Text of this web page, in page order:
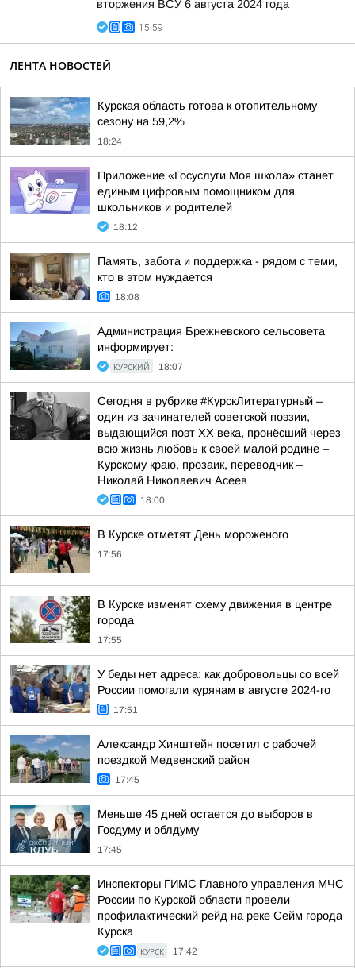
вторжения ВСУ 6 августа 2024 года
15:59
ЛЕНТА НОВОСТЕЙ
Курская область готова к отопительному
сезону на 59,2%
18:24
Приложение «Госуслуги Моя школа» станет
единым цифровым помощником для
школьников и родителей
18:12
Память, забота и поддержка - рядом с теми,
кто в этом нуждается
18:08
Администрация Брежневского сельсовета
информирует:
КУРСКИЙ 18:07
Сегодня в рубрике #КурскЛитературный –
один из зачинателей советской поэзии,
выдающийся поэт ХХ века, пронёсший через
всю жизнь любовь к своей малой родине –
Курскому краю, прозаик, переводчик –
Николай Николаевич Асеев
18:00
В Курске отметят День мороженого
17:56
В Курске изменят схему движения в центре
города
17:55
У беды нет адреса: как добровольцы со всей
России помогали курянам в августе 2024-го
17:51
Александр Хинштейн посетил с рабочей
поездкой Медвенский район
17:45
Меньше 45 дней остается до выборов в
Госдуму и облдуму
17:45
Инспекторы ГИМС Главного управления МЧС
России по Курской области провели
профилактический рейд на реке Сейм города
Курска
КУРСК 17:42